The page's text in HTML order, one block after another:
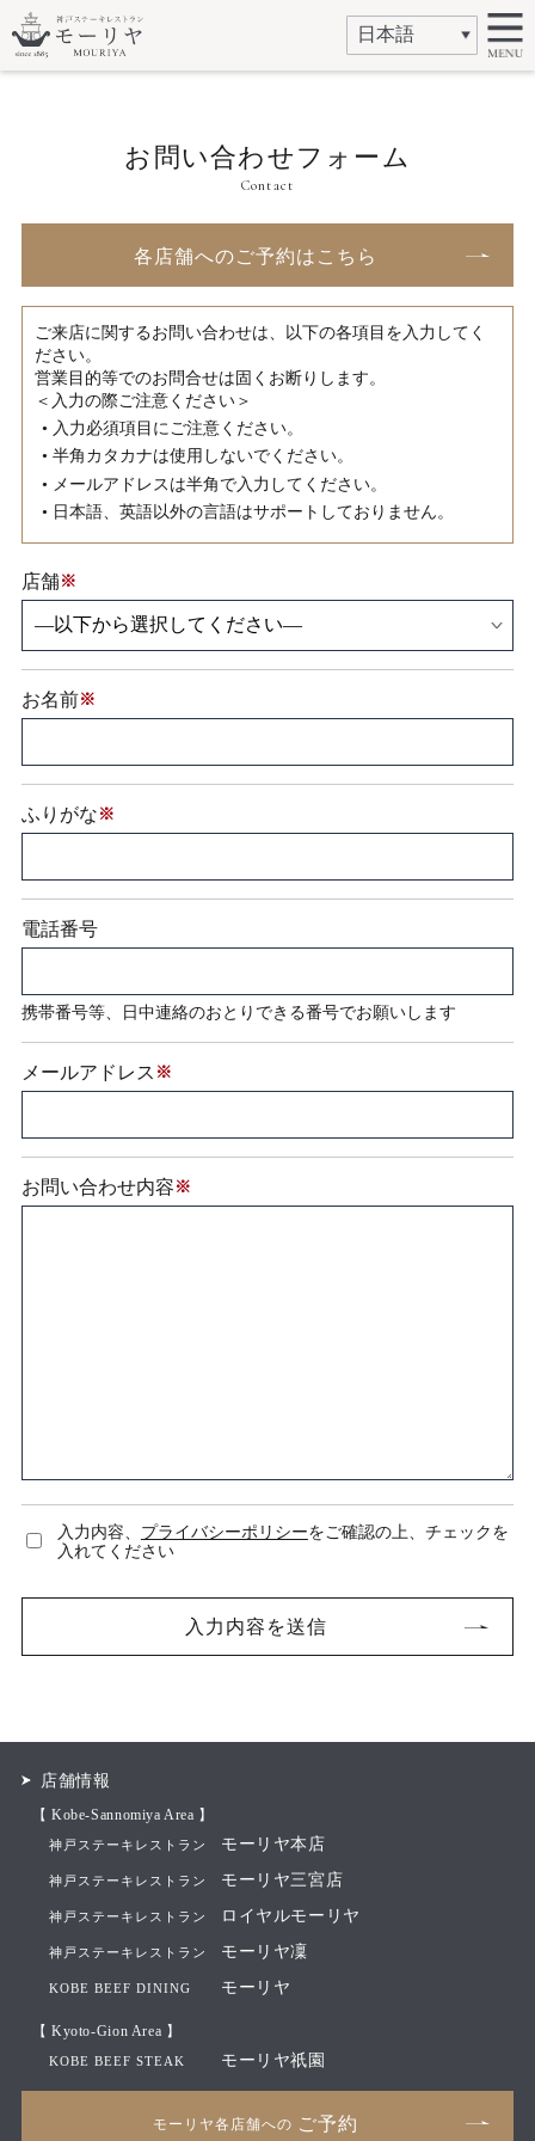
お問い合わせフォーム
Contact
各店舗へのご予約はこちら
ご来店に関するお問い合わせは、以下の各項目を入力してく
ださい。
営業目的等でのお問合せは固くお断りします。
＜入力の際ご注意ください＞
• 入力必須項目にご注意ください。
• 半角カタカナは使用しないでください。
• メールアドレスは半角で入力してください。
• 日本語、英語以外の言語はサポートしておりません。
店舗※
お名前※
ふりがな ※
電話番号
携帯番号等、日中連絡のおとりできる番号でお願いします
メールアドレス ※
お問い合わせ内容 ※
入力内容、 プライバシーポリシーをご確認の上、チェックを
入れてください
店舗情報
【 Kobe-Sannomiya Area 】
神戸ステーキレストラン モーリヤ本店
神戸ステーキレストラン モーリヤ三宮店
神戸ステーキレストラン ロイヤルモーリヤ
神戸ステーキレストラン モーリヤ凜
KOBE BEEF DINING モーリヤ
【 Kyoto-Gion Area 】
KOBE BEEF STEAK モーリヤ祇園
モーリヤ各店舗への ご予約